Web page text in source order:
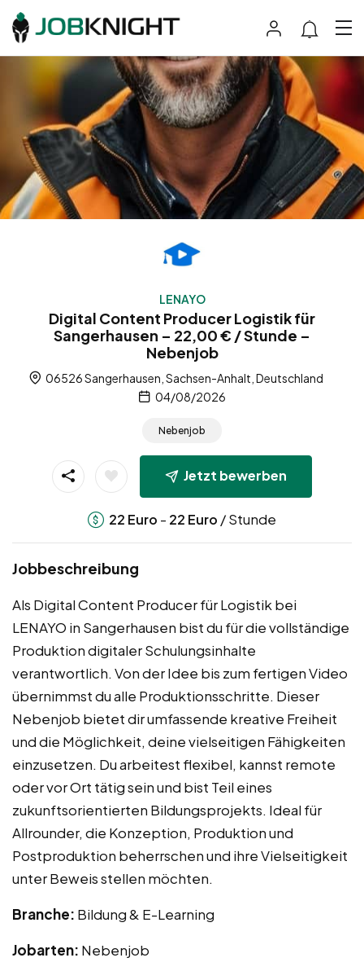
LENAYO
Digital Content Producer Logistik für
Sangerhausen – 22,00 € / Stunde –
Nebenjob
06526 Sangerhausen, Sachsen-Anhalt, Deutschland
04/08/2026
Nebenjob
Jetzt bewerben
22 Euro - 22 Euro / Stunde
Jobbeschreibung
Als Digital Content Producer für Logistik bei
LENAYO in Sangerhausen bist du für die vollständige
Produktion digitaler Schulungsinhalte
verantwortlich. Von der Idee bis zum fertigen Video
übernimmst du alle Produktionsschritte. Dieser
Nebenjob bietet dir umfassende kreative Freiheit
und die Möglichkeit, deine vielseitigen Fähigkeiten
einzusetzen. Du arbeitest flexibel, kannst remote
oder vor Ort tätig sein und bist Teil eines
zukunftsorientierten Bildungsprojekts. Ideal für
Allrounder, die Konzeption, Produktion und
Postproduktion beherrschen und ihre Vielseitigkeit
unter Beweis stellen möchten.
Branche: Bildung & E-Learning
Jobarten: Nebenjob